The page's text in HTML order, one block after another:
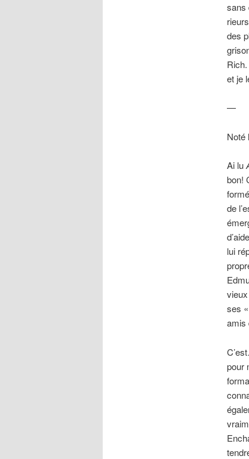
sans
des
et je
—
Noté
Ai lu
bon!
de
lui
ses
amis
pour